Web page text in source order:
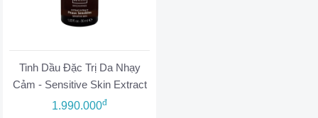
Tinh Dầu Đặc Trị Da Nhạy
Cảm - Sensitive Skin Extract
1.990.000đ